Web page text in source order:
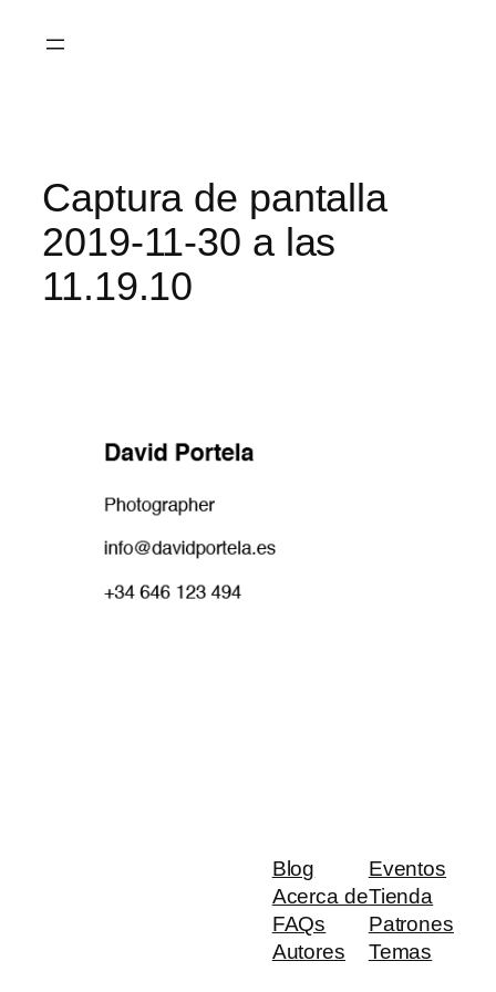
Captura de pantalla
2019-11-30 a las
11.19.10
Blog
Acerca de
FAQs
Autores
Eventos
Tienda
Patrones
Temas